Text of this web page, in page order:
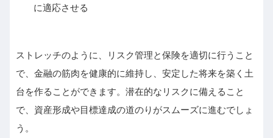
に適応させる
ストレッチのように、リスク管理と保険を適切に行うこと
で、金融の筋肉を健康的に維持し、安定した将来を築く土
台を作ることができます。潜在的なリスクに備えること
で、資産形成や目標達成の道のりがスムーズに進むでしょ
う。